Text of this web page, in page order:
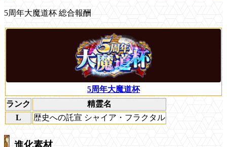
5周年大魔道杯 総合報酬
5周年大魔道杯
ランク
精霊名
L
歴史への託宣 シャイア・フラクタル
進化素材